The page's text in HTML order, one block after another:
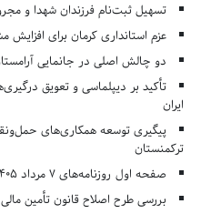
تسهیل ثبت‌نام فرزندان شهدا و
عزم استانداری کرمان برای
دو چالش اصلی در جانمایی
تأکید بر دیپلماسی و تعویق
ایران
پیگیری توسعه همکاری‌های
ترکمنستان
صفحه اول روزنامه‌های 7 مرداد 1405
بررسی طرح اصلاح قانون تأمین